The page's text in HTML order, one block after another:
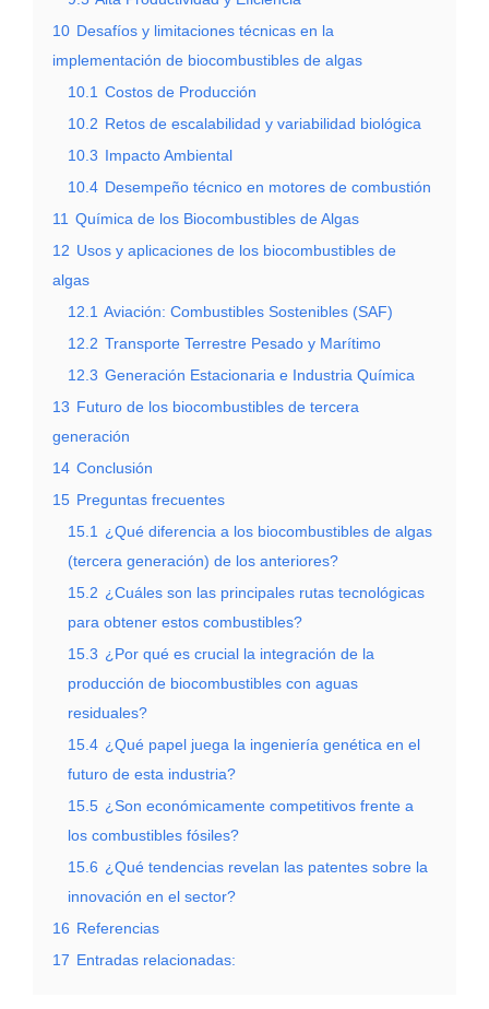
10 Desafíos y limitaciones técnicas en la
implementación de biocombustibles de algas
10.1 Costos de Producción
10.2 Retos de escalabilidad y variabilidad biológica
10.3 Impacto Ambiental
10.4 Desempeño técnico en motores de combustión
11 Química de los Biocombustibles de Algas
12 Usos y aplicaciones de los biocombustibles de
algas
12.1 Aviación: Combustibles Sostenibles (SAF)
12.2 Transporte Terrestre Pesado y Marítimo
12.3 Generación Estacionaria e Industria Química
13 Futuro de los biocombustibles de tercera
generación
14 Conclusión
15 Preguntas frecuentes
15.1
¿Qué diferencia a los biocombustibles de algas
(tercera generación) de los anteriores?
15.2 ¿Cuáles son las principales rutas tecnológicas
para obtener estos combustibles?
15.3 ¿Por qué es crucial la integración de la
producción de biocombustibles con aguas
residuales?
15.4 ¿Qué papel juega la ingeniería genética en el
futuro de esta industria?
15.5 ¿Son económicamente competitivos frente a
los combustibles fósiles?
15.6 ¿Qué tendencias revelan las patentes sobre la
innovación en el sector?
16 Referencias
17 Entradas relacionadas: